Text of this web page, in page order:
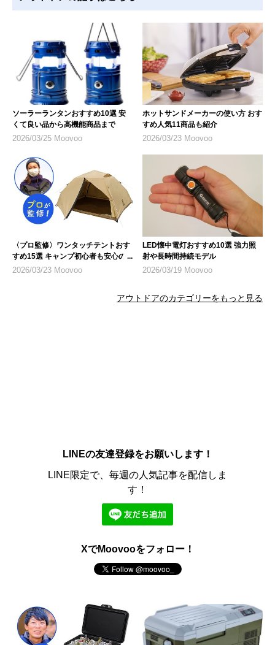
ソーラーランタンおすすめ10選 安
くて良い品から高機能商品まで
2026/03/25 Moovoo
ホットサンドメーカーの使い方 おす
すめ人気11商品も紹介
2026/03/23 Moovoo
〈プロ監修〉ワンタッチテントおす
すめ15選 キャンプ初心者も安心の
人気モデル
2026/03/23 Moovoo
LED懐中電灯おすすめ10選 強力照
射や長時間持続モデル
2026/03/19 Moovoo
アウトドアのカテゴリーをもっと見る
LINEの友達登録をお願いします！
LINE限定で、毎週の人気記事を配信しま
す！
XでMoovooをフォロー！